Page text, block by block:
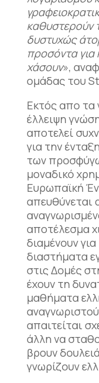
καθυστερούν
δυστυχώς
προσόντα
χάσουν»,
ομάδας του
Εκτός απο τα
έλλειψη
αποτελεί
για την
των
μοναδικό
Ευρωπαϊκή
απευθύνεται
αποτέλεσμα
διαμένουν
διαστήματα
στις Δομές
έχουν τη
μαθήματα
απαιτείται
άλλη να
βρουν
γνωρίζουν